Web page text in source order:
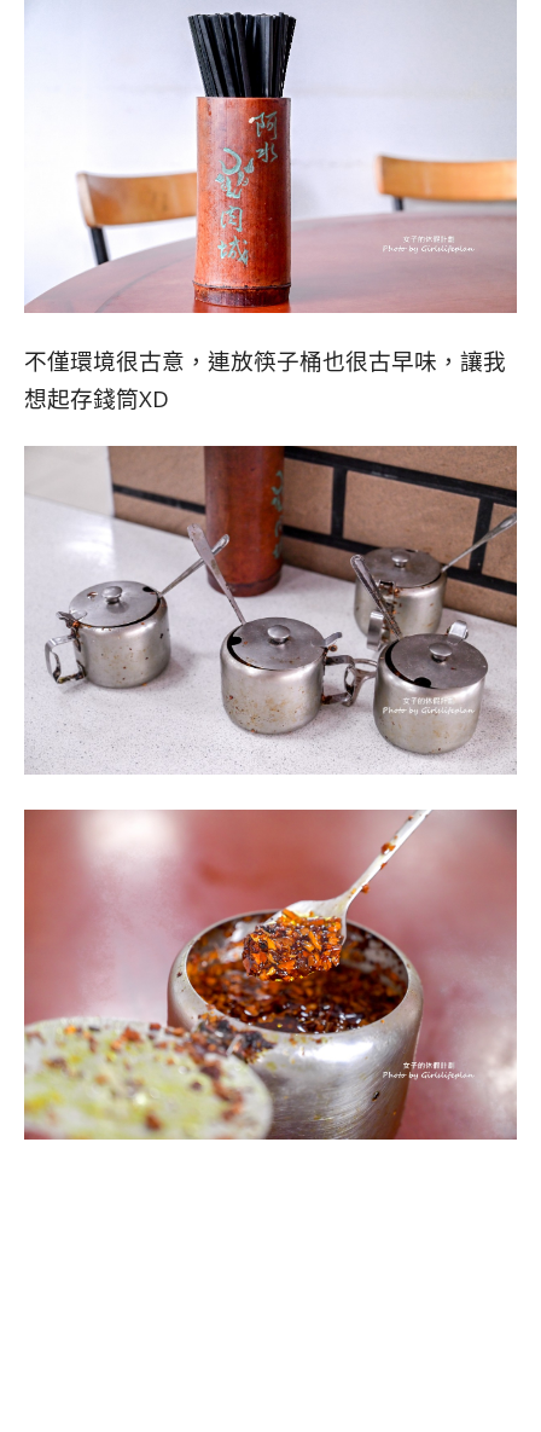
不僅環境很古意，連放筷子桶也很古早味，讓我
想起存錢筒XD